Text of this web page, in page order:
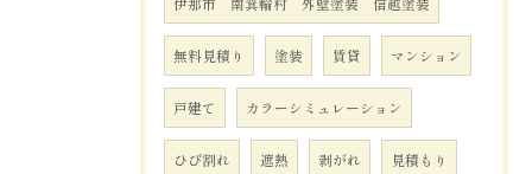
無料見積り 塗装 賃貸 マンション
戸建て カラーシミュレーション
ひび割れ 遮熱 剥がれ 見積もり